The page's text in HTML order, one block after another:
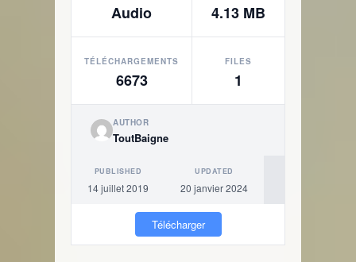
Audio 4.13 MB
TÉLÉCHARGEMENTS
6673
FILES
1
AUTHOR
ToutBaigne
PUBLISHED
14 juillet 2019
UPDATED
20 janvier 2024
Télécharger